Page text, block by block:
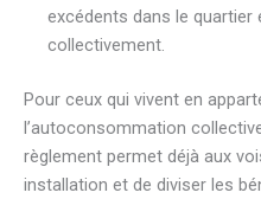
excédents dans le
collectivement.
Pour ceux qui vivent en
l’autoconsommation
règlement permet déjà aux
installation et de diviser les